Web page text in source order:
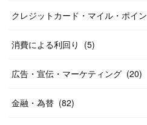
クレジットカード・マイル・ポイ
消費による利回り (5)
広告・宣伝・マーケティング (20)
金融・為替 (82)